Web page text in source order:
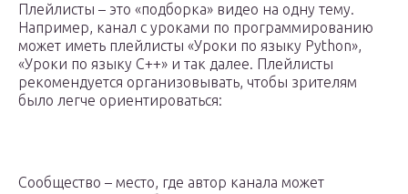
Плейлисты – это «подборка» видео на одну тему.
Например, канал с уроками по программированию
может иметь плейлисты «Уроки по языку Python»,
«Уроки по языку C++» и так далее. Плейлисты
рекомендуется организовывать, чтобы зрителям
было легче ориентироваться:
Сообщество – место, где автор канала может